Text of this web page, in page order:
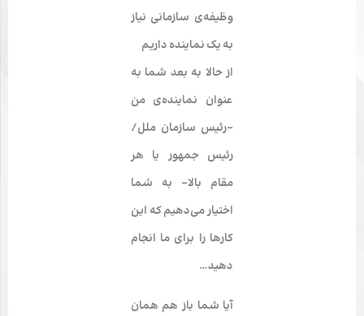
وظیفه­‌ی سازمانی نیاز
به یک نماینده داریم
از حالا به بعد شما به
عنوان نماینده­‌ی من
-رئیس سازمان ملل/
رئیس جمهور یا هر
مقام بالا- به شما
اختیار می‌­دهیم که این
کارها را برای ما انجام
دهید…
آیا شما باز هم همان